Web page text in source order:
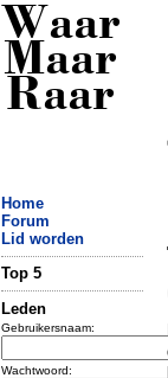
Waar
Maar
Raar
Home
Forum
Lid worden
Top 5
Leden
Gebruikersnaam:
Wachtwoord: